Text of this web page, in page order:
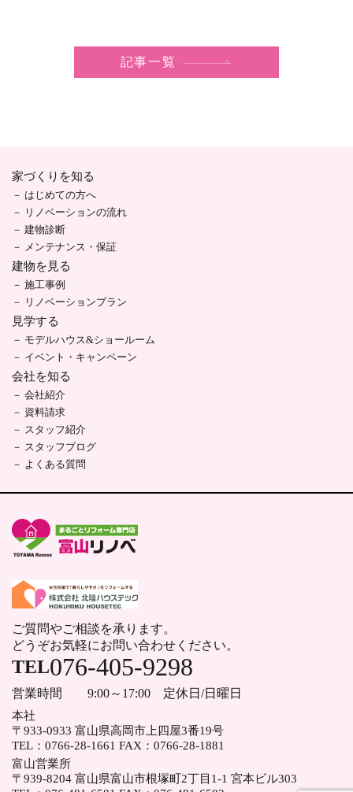
記事一覧
家づくりを知る
はじめての方へ
リノベーションの流れ
建物診断
メンテナンス・保証
建物を見る
施工事例
リノベーションプラン
見学する
モデルハウス&ショールーム
イベント・キャンペーン
会社を知る
会社紹介
資料請求
スタッフ紹介
スタッフブログ
よくある質問
ご質問やご相談を承ります。
どうぞお気軽にお問い合わせください。
TEL076-405-9298
営業時間 9:00～17:00 定休日/日曜日
本社
〒933-0933 富山県高岡市上四屋3番19号
TEL： 0766-28-1661 FAX： 0766-28-1881
富山営業所
〒939-8204 富山県富山市根塚町2丁目1-1 宮本ビル303